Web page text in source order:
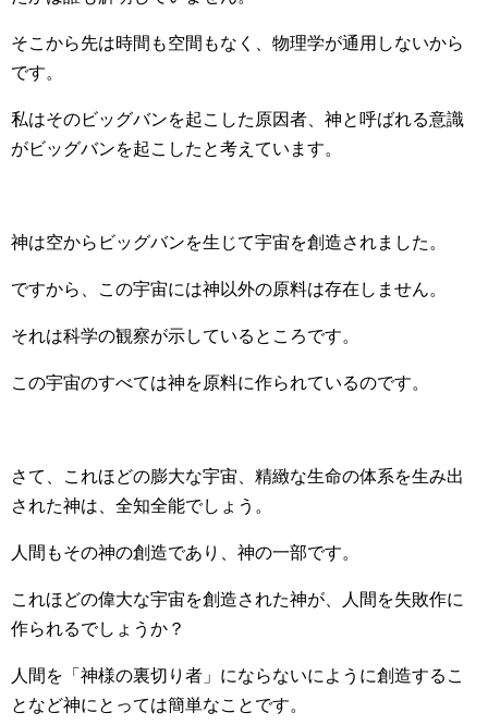
そこから先は時間も空間もなく、物理学が通用しないから
です。
私はそのビッグバンを起こした原因者、神と呼ばれる意識
がビッグバンを起こしたと考えています。
神は空からビッグバンを生じて宇宙を創造されました。
ですから、この宇宙には神以外の原料は存在しません。
それは科学の観察が示しているところです。
この宇宙のすべては神を原料に作られているのです。
さて、これほどの膨大な宇宙、精緻な生命の体系を生み出
された神は、全知全能でしょう。
人間もその神の創造であり、神の一部です。
これほどの偉大な宇宙を創造された神が、人間を失敗作に
作られるでしょうか？
人間を「神様の裏切り者」にならないにように創造するこ
となど神にとっては簡単なことです。